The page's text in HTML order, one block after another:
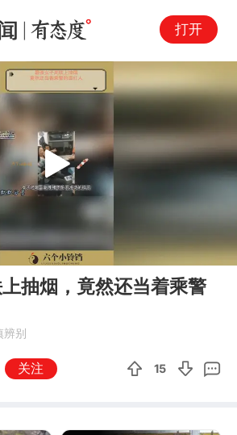
打开
01:39
Play
抽烟，竟然还当着乘警
别
关注 15